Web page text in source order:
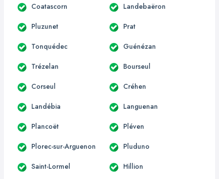
Coatascorn Landebaëron
Pluzunet Prat
Tonquédec Guénézan
Trézelan Bourseul
Corseul Créhen
Landébia Languenan
Plancoët Pléven
Plorec-sur-Arguenon Pluduno
Saint-Lormel Hillion